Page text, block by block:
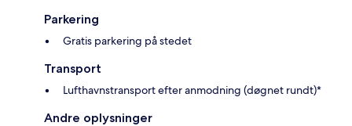
Parkering
Gratis parkering på stedet
Transport
Lufthavnstransport efter anmodning (døgnet rundt)*
Andre oplysninger